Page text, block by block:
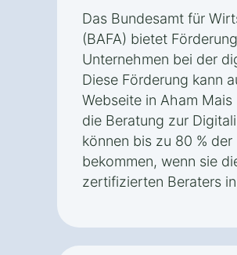
Das Bundesamt für
(BAFA) bietet
Unternehmen bei der
Diese Förderung kann
Webseite in Aham
die Beratung zur
können bis zu 80 %
bekommen, wenn sie
zertifizierten Beraters